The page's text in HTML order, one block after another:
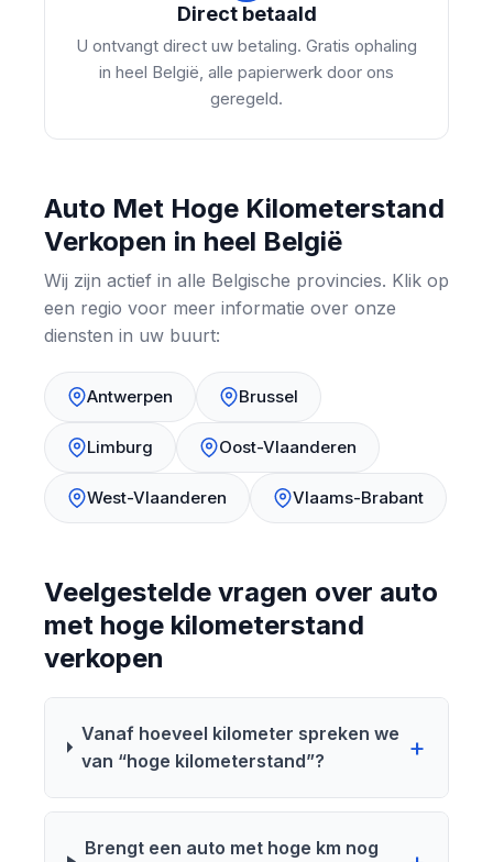
Direct betaald
U ontvangt direct uw betaling. Gratis ophaling
in heel België, alle papierwerk door ons
geregeld.
Auto Met Hoge Kilometerstand
Verkopen in heel België
Wij zijn actief in alle Belgische provincies. Klik op
een regio voor meer informatie over onze
diensten in uw buurt:
Antwerpen Brussel
Limburg Oost-Vlaanderen
West-Vlaanderen Vlaams-Brabant
Veelgestelde vragen over auto
met hoge kilometerstand
verkopen
Vanaf hoeveel kilometer spreken we
van “hoge kilometerstand”?
Brengt een auto met hoge km nog